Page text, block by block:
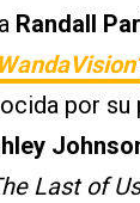
Randall
por su
Last of